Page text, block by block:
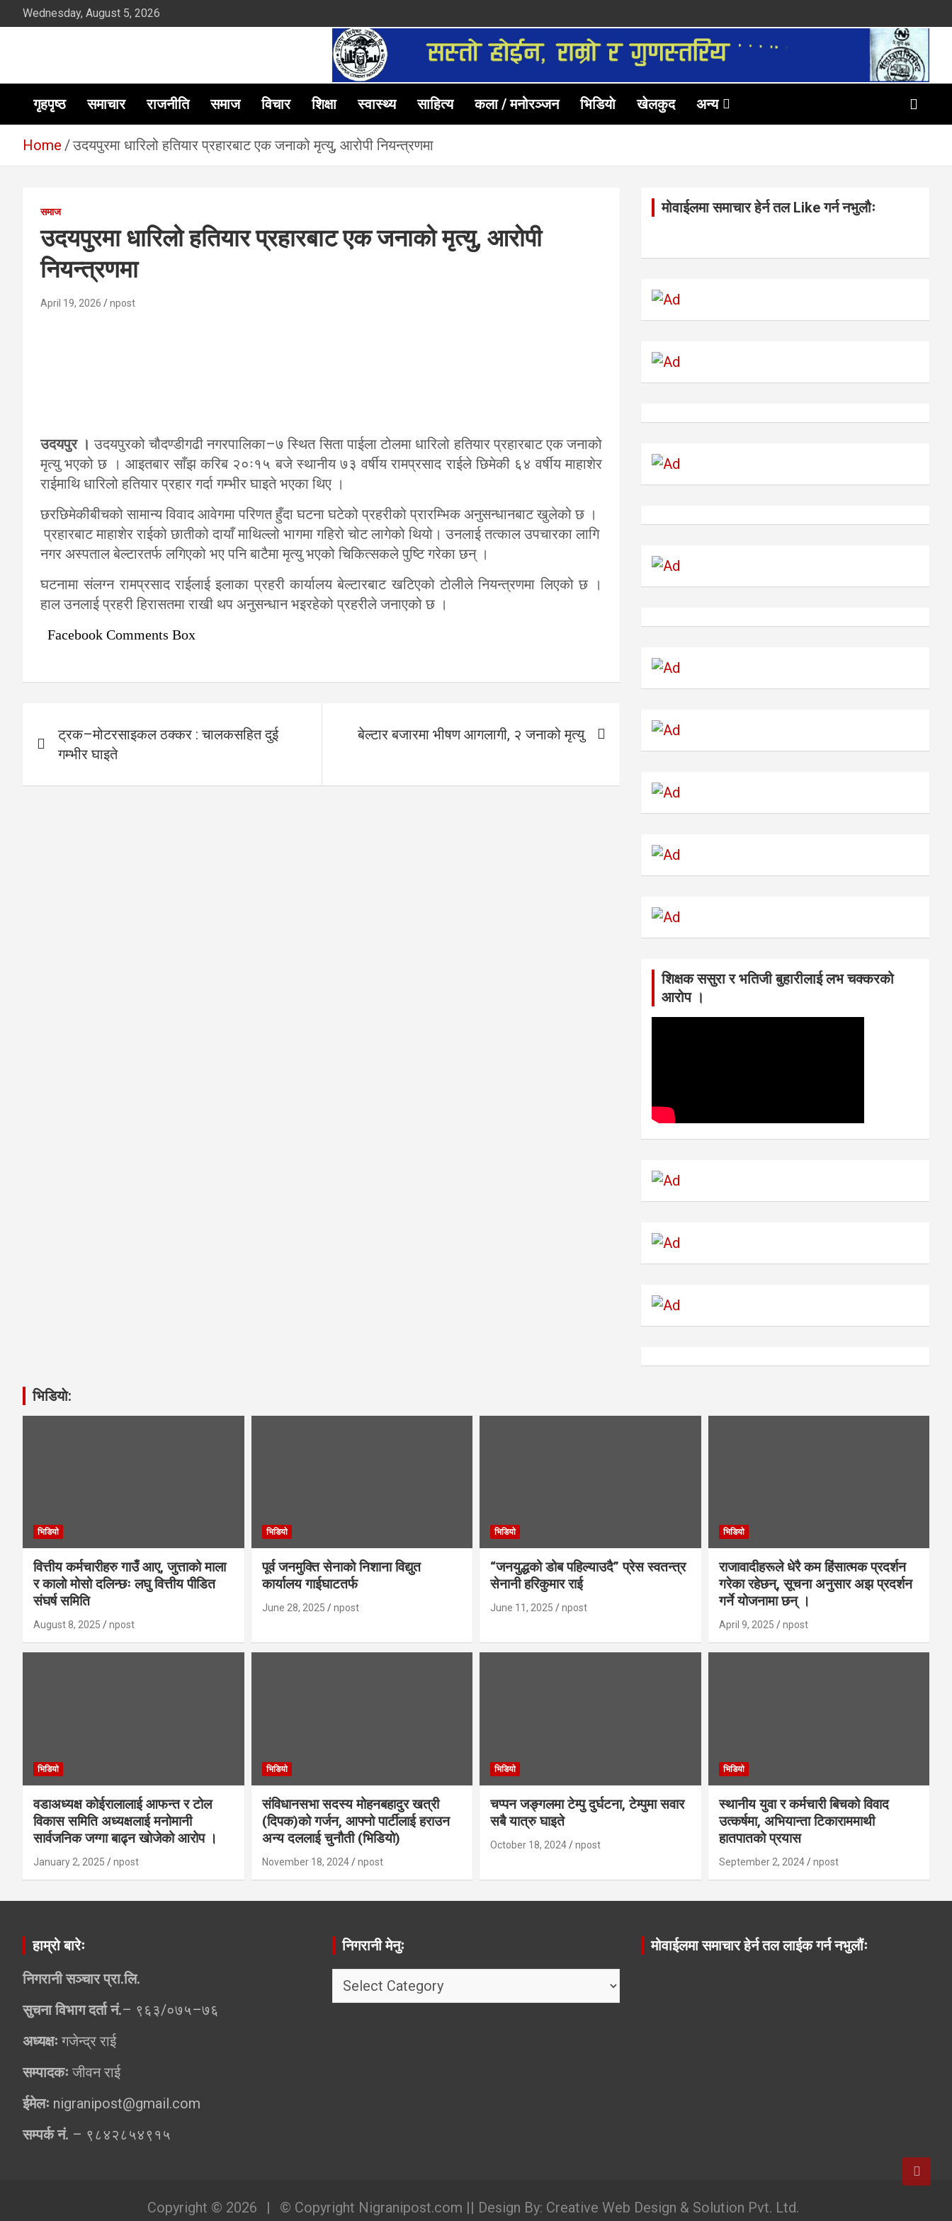
Skip
to
Wednesday, August 5, 2026
गृहपृष्ठ
समाचार राजनीति समाज विचार शिक्षा स्वास्थ्य साहित्य कला / मनोरञ्जन भिडियाे खेलकुद अन्य
Home उदयपुरमा धारिलो हतियार प्रहारबाट एक जनाको मृत्यु, आरोपी नियन्त्रणमा
समाज
उदयपुरमा धारिलो हतियार प्रहारबाट एक जनाको मृत्यु, आरोपी
नियन्त्रणमा
April 19, 2026 npost
उदयपुर । उदयपुरको चौदण्डीगढी नगरपालिका–७ स्थित सिता पाईला टोलमा धारिलो हतियार प्रहारबाट एक जनाको
मृत्यु भएको छ । आइतबार साँझ करिब २०ः१५ बजे स्थानीय ७३ वर्षीय रामप्रसाद राईले छिमेकी ६४ वर्षीय माहाशेर
राईमाथि धारिलो हतियार प्रहार गर्दा गम्भीर घाइते भएका थिए ।
छरछिमेकीबीचको सामान्य विवाद आवेगमा परिणत हुँदा घटना घटेको प्रहरीको प्रारम्भिक अनुसन्धानबाट खुलेको छ ।
प्रहारबाट माहाशेर राईको छातीको दायाँ माथिल्लो भागमा गहिरो चोट लागेको थियो। उनलाई तत्काल उपचारका लागि
नगर अस्पताल बेल्टारतर्फ लगिएको भए पनि बाटैमा मृत्यु भएको चिकित्सकले पुष्टि गरेका छन् ।
घटनामा संलग्न रामप्रसाद राईलाई इलाका प्रहरी कार्यालय बेल्टारबाट खटिएको टोलीले नियन्त्रणमा लिएको छ ।
हाल उनलाई प्रहरी हिरासतमा राखी थप अनुसन्धान भइरहेको प्रहरीले जनाएको छ ।
Facebook Comments Box
navigation
ट्रक–मोटरसाइकल ठक्कर : चालकसहित दुई
गम्भीर घाइते
बेल्टार बजारमा भीषण आगलागी, २ जनाको मृत्यु
मोवाईलमा समाचार हेर्न तल Like गर्न नभुलौः
शिक्षक ससुरा र भतिजी बुहारीलाई लभ चक्करको
आरोप ।
भिडियाे:
भिडियाे
वित्तीय कर्मचारीहरु गाउँ आए, जुत्ताको माला
र कालो मोसो दलिन्छः लघु वित्तीय पीडित
संघर्ष समिति
August 8, 2025 npost
भिडियाे
पूर्व जनमुक्ति सेनाको निशाना विद्युत
कार्यालय गाईघाटतर्फ
June 28, 2025 npost
भिडियाे
“जनयुद्धको डोब पहिल्याउदै” प्रेस स्वतन्त्र
सेनानी हरिकुमार राई
June 11, 2025 npost
भिडियाे
राजावादीहरूले धेरै कम हिंसात्मक प्रदर्शन
गरेका रहेछन्, सूचना अनुसार अझ प्रदर्शन
गर्ने योजनामा छन् ।
April 9, 2025 npost
भिडियाे
वडाअध्यक्ष कोईरालालाई आफन्त र टोल
विकास समिति अध्यक्षलाई मनोमानी
सार्वजनिक जग्गा बाढ्न खोजेको आरोप ।
January 2, 2025 npost
भिडियाे
संविधानसभा सदस्य मोहनबहादुर खत्री
(दिपक)को गर्जन, आफ्नो पार्टीलाई हराउन
अन्य दललाई चुनौती (भिडियो)
November 18, 2024 npost
भिडियाे
चप्पन जङ्गलमा टेम्पु दुर्घटना, टेम्पुमा सवार
सबै यात्रु घाइते
October 18, 2024 npost
भिडियाे
स्थानीय युवा र कर्मचारी बिचको विवाद
उत्कर्षमा, अभियान्ता टिकाराममाथी
हातपातको प्रयास
September 2, 2024 npost
हाम्रो बारेः
निगरानी सञ्चार प्रा.लि.
सुचना विभाग दर्ता नं.– ९६३/०७५–७६
अध्यक्षःगजेन्द्र राई
सम्पादकःजीवन राई
ईमेलः nigranipost@gmail.com
सम्पर्क नं. – ९८४२८५४९१५
निगरानी मेनुः
निगरानी
मोवाईलमा समाचार हेर्न तल लाईक गर्न नभुलौंः
Copyright © 2026 © Copyright Nigranipost.com || Design By: Creative Web Design & Solution Pvt. Ltd.